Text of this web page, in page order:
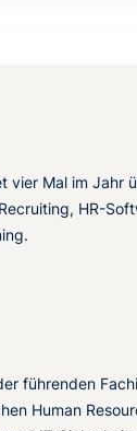
vier Mal im Jahr
HR-
führenden
Human